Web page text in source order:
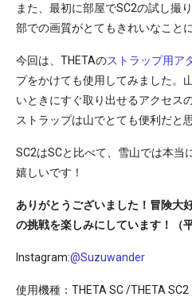
また、最初に部屋でSC2の試し撮
部での画質がとてもきれいなこと
今回は、THETAのストラップ用ア
プをかけても使用してみました。
いときにすぐ取り出せるアクセス
ストラップは山でとても便利だと
SC2はSCと比べて、雪山では本当
嬉しいです！
ありがとうございました！冒険大
の挑戦を楽しみにしています！（平
Instagram:@Suzuwander
使用機種：THETA SC /THETA SC2